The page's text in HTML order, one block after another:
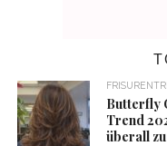
Butterfly
Trend
überall